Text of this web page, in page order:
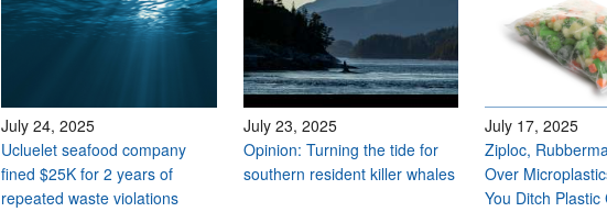
July 24, 2025
Ucluelet seafood company
fined $25K for 2 years of
repeated waste violations
July 23, 2025
Opinion: Turning the tide for
southern resident killer whales
July 17, 2025
Ziploc,
Over
You Ditch Plastic